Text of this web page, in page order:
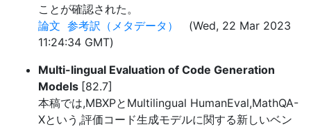
ことが確認された。
論文 参考訳（メタデータ）
(Wed, 22 Mar 2023
11:24:34 GMT)
Multi-lingual Evaluation of Code Generation
Models [82.7]
本稿では,MBXPとMultilingual HumanEval,MathQA-
Xという,評価コード生成モデルに関する新しいベン